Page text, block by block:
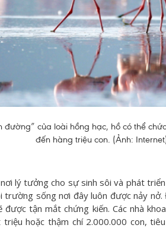
của loài hồng hạc, hồ có thể
đến hàng triệu con. (Ảnh:
lý tưởng cho sự sinh sôi và phát
trường sống nơi đây luôn được nảy
được tận mắt chứng kiến. Các nhà
hoặc thậm chí 2.000.000 con,